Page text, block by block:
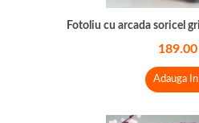
Fotoliu cu arcada soricel
189.00
Adauga